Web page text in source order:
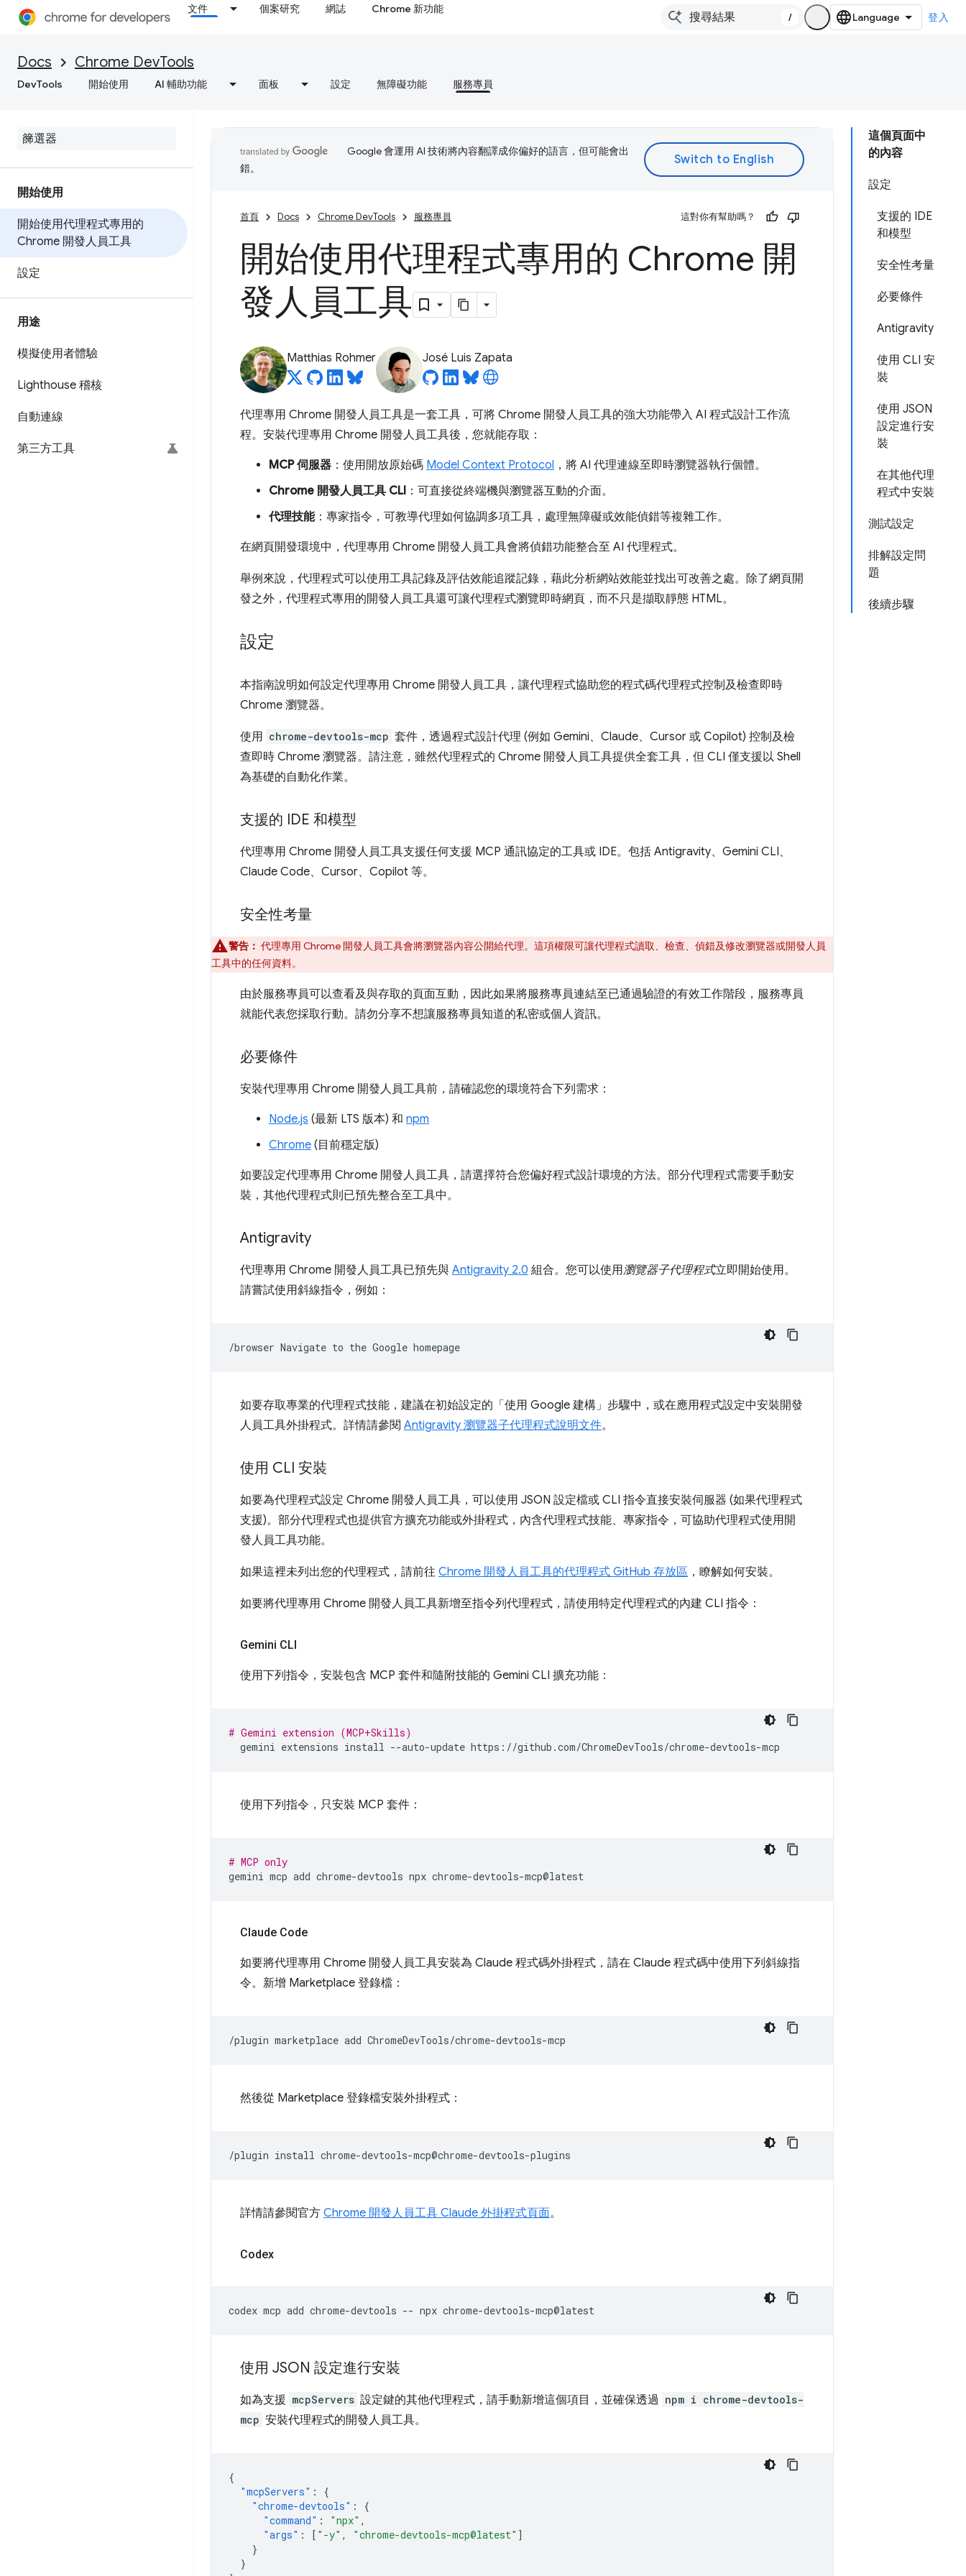
文件 個案研究 網誌 Chrome 新功能
/ 登入
Docs Chrome DevTools
DevTools 開始使用 AI 輔助功能 面板 設定 無障礙功能 服務專員
開始使用
開始使用代理程式專用的
Chrome 開發人員工具
設定
用途
模擬使用者體驗
Lighthouse 稽核
自動連線
第三方工具
這個頁面中
的內容
設定
支援的 IDE
和模型
安全性考量
必要條件
Antigravity
使用 CLI 安
裝
使用 JSON
設定進行安
裝
在其他代理
程式中安裝
測試設定
排解設定問
題
後續步驟
Google 會運用 AI 技術將內容翻譯成你偏好的語言，但可能會出
錯。
首頁 Docs Chrome DevTools 服務專員 這對你有幫助嗎？
開始使用代理程式專用的 Chrome 開
發人員工具
Matthias Rohmer José Luis Zapata
代理專用 Chrome 開發人員工具是一套工具，可將 Chrome 開發人員工具的強大功能帶入 AI 程式設計工作流
程。安裝代理專用 Chrome 開發人員工具後，您就能存取：
MCP 伺服器 ：使用開放原始碼 Model Context Protocol ，將 AI 代理連線至即時瀏覽器執行個體。
Chrome 開發人員工具 CLI ：可直接從終端機與瀏覽器互動的介面。
代理技能：專家指令，可教導代理如何協調多項工具，處理無障礙或效能偵錯等複雜工作。
在網頁開發環境中，代理專用 Chrome 開發人員工具會將偵錯功能整合至 AI 代理程式。
舉例來說，代理程式可以使用工具記錄及評估效能追蹤記錄，藉此分析網站效能並找出可改善之處。除了網頁開
發之外，代理程式專用的開發人員工具還可讓代理程式瀏覽即時網頁，而不只是擷取靜態 HTML。
設定
本指南說明如何設定代理專用 Chrome 開發人員工具，讓代理程式協助您的程式碼代理程式控制及檢查即時
Chrome 瀏覽器。
使用 chrome-devtools-mcp 套件，透過程式設計代理 (例如 Gemini、Claude、Cursor 或 Copilot) 控制及檢
查即時 Chrome 瀏覽器。請注意，雖然代理程式的 Chrome 開發人員工具提供全套工具，但 CLI 僅支援以 Shell
為基礎的自動化作業。
支援的 IDE 和模型
代理專用 Chrome 開發人員工具支援任何支援 MCP 通訊協定的工具或 IDE。包括 Antigravity、Gemini CLI、
Claude Code、Cursor、Copilot 等。
安全性考量
警告： 代理專用 Chrome 開發人員工具會將瀏覽器內容公開給代理。這項權限可讓代理程式讀取、檢查、偵錯及修改瀏覽器或開發人員
工具中的任何資料。
由於服務專員可以查看及與存取的頁面互動，因此如果將服務專員連結至已通過驗證的有效工作階段，服務專員
就能代表您採取行動。請勿分享不想讓服務專員知道的私密或個人資訊。
必要條件
安裝代理專用 Chrome 開發人員工具前，請確認您的環境符合下列需求：
Node.js (最新 LTS 版本) 和 npm
Chrome (目前穩定版)
如要設定代理專用 Chrome 開發人員工具，請選擇符合您偏好程式設計環境的方法。部分代理程式需要手動安
裝，其他代理程式則已預先整合至工具中。
Antigravity
代理專用 Chrome 開發人員工具已預先與 Antigravity 2.0 組合。您可以使用瀏覽器子代理程式立即開始使用。
請嘗試使用斜線指令，例如：
/browser Navigate to the Google
如要存取專業的代理程式技能，建議在初始設定的「使用 Google 建構」 步驟中，或在應用程式設定中安裝開發
人員工具外掛程式。詳情請參閱 Antigravity 瀏覽器子代理程式說明文件。
使用 CLI 安裝
如要為代理程式設定 Chrome 開發人員工具，可以使用 JSON 設定檔或 CLI 指令直接安裝伺服器 (如果代理程式
支援)。部分代理程式也提供官方擴充功能或外掛程式，內含代理程式技能、專家指令，可協助代理程式使用開
發人員工具功能。
如果這裡未列出您的代理程式，請前往 Chrome 開發人員工具的代理程式 GitHub 存放區 ，瞭解如何安裝。
如要將代理專用 Chrome 開發人員工具新增至指令列代理程式，請使用特定代理程式的內建 CLI 指令：
Gemini CLI
使用下列指令，安裝包含 MCP 套件和隨附技能的 Gemini CLI 擴充功能：
# Gemini extension (MCP+Skills)
gemini extensions install --auto-update
使用下列指令，只安裝 MCP 套件：
# MCP only
gemini mcp add chrome-devtools npx
Claude Code
如要將代理專用 Chrome 開發人員工具安裝為 Claude 程式碼外掛程式，請在 Claude 程式碼中使用下列斜線指
令。新增 Marketplace 登錄檔：
/plugin marketplace add
然後從 Marketplace 登錄檔安裝外掛程式：
/plugin install
詳情請參閱官方 Chrome 開發人員工具 Claude 外掛程式頁面。
Codex
codex mcp add chrome-devtools -- npx
使用 JSON 設定進行安裝
如為支援 mcpServers 設定鍵的其他代理程式，請手動新增這個項目，並確保透過 npm i chrome-devtools-
mcp 安裝代理程式的開發人員工具。
{
"mcpServers" :
{
"chrome-devtools" :
{
"command" : "npx" ,
"args" : [ "-y" , "chrome-devtools-mcp@latest" ]
}
}